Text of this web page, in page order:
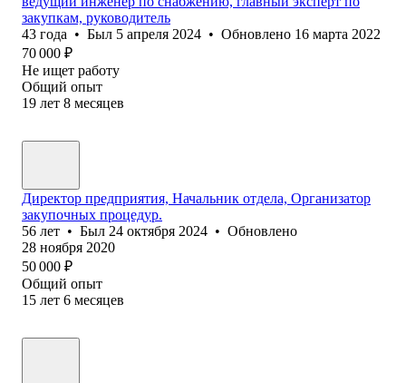
закупкам, руководитель
43 года • Был 5 апреля 2024 • Обновлено 16 марта 2022
70 000 ₽
Не ищет работу
Общий опыт
19 лет 8 месяцев
Директор предприятия, Начальник отдела, Организатор
закупочных процедур.
56 лет • Был 24 октября 2024 • Обновлено
28 ноября 2020
50 000 ₽
Общий опыт
15 лет 6 месяцев